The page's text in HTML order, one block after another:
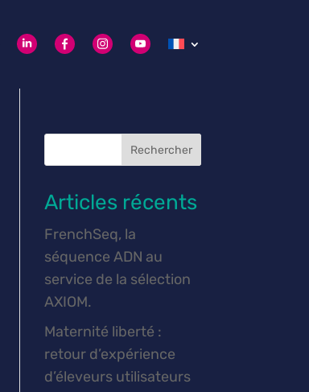
Rechercher
Articles récents
FrenchSeq, la
séquence ADN au
service de la sélection
AXIOM.
Maternité liberté :
retour d’expérience
d’éleveurs utilisateurs